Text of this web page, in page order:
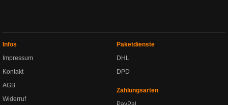
Infos
Impressum
Kontakt
AGB
Widerruf
Paketdienste
DHL
DPD
Zahlungsarten